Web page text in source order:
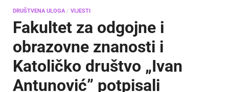
DRUŠTVENA ULOGA/ VIJESTI
Fakultet za odgojne i
obrazovne znanosti i
Katoličko društvo „Ivan
Antunović” potpisali